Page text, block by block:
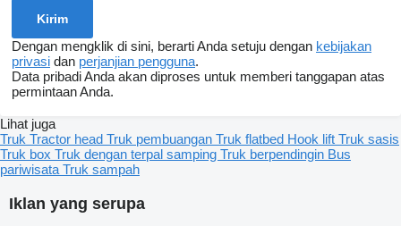
Dengan mengklik di sini, berarti Anda setuju dengan kebijakan
privasi dan perjanjian pengguna.
Data pribadi Anda akan diproses untuk memberi tanggapan atas
permintaan Anda.
Iklan yang serupa
Lihat juga
Truk Tractor head Truk pembuangan Truk flatbed Hook lift Truk sasis
Truk box Truk dengan terpal samping Truk berpendingin Bus
pariwisata Truk sampah